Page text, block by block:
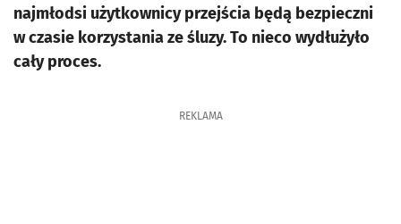
najmłodsi użytkownicy przejścia będą bezpieczni
w czasie korzystania ze śluzy. To nieco wydłużyło
cały proces.
REKLAMA